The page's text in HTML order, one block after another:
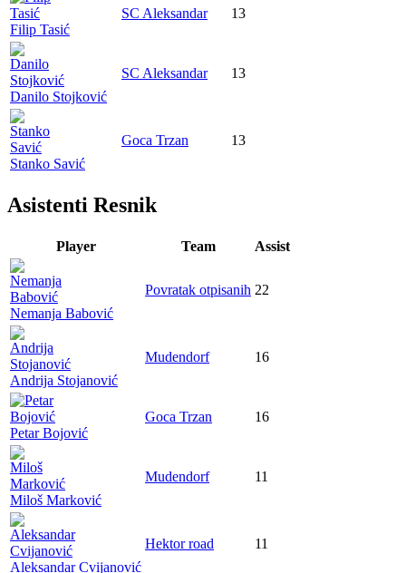
Filip Tasić
SC Aleksandar 13
Danilo Stojković
SC Aleksandar 13
Stanko Savić
Goca Trzan 13
Asistenti Resnik
Player Team Assist
Nemanja Babović
Povratak otpisanih 22
Andrija Stojanović
Mudendorf 16
Petar Bojović
Goca Trzan 16
Miloš Marković
Mudendorf 11
Aleksandar Cvijanović
Hektor road 11